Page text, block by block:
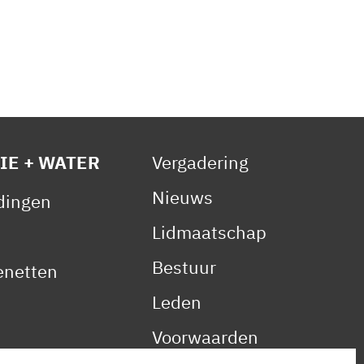
+ WATER
Vergadering
Nieuws
Lidmaatschap
Bestuur
Leden
Voorwaarden